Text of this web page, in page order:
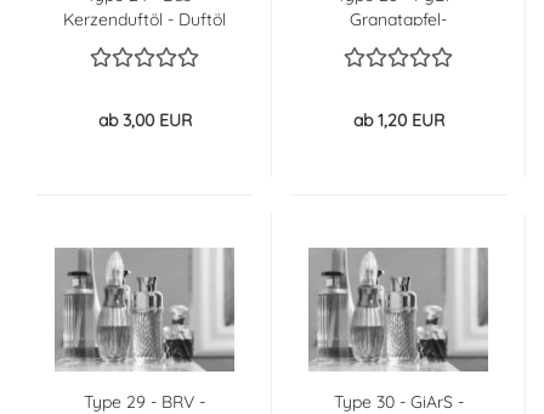
Kerzenduftöl - Duftöl
ab 3,00 EUR
Granatapfel-
Schwarztyp -
Kerzenduftöl - Duftöl -
ab 1,20 EUR
Type 29 - BRV -
Type 30 - GiArS -